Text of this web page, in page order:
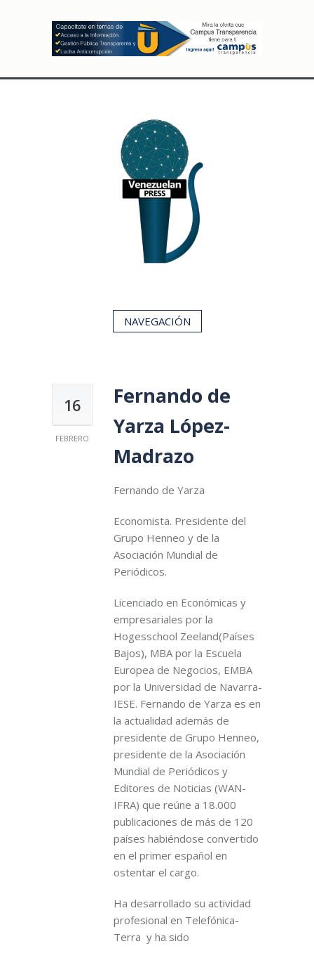
NAVEGACIÓN
16
FEBRERO
Fernando de
Yarza López-
Madrazo
Fernando de Yarza
Economista. Presidente del
Grupo Henneo y de la
Asociación Mundial de
Periódicos.
Licenciado en Económicas y
empresariales por la
Hogesschool Zeeland(Países
Bajos), MBA por la Escuela
Europea de Negocios, EMBA
por la Universidad de Navarra-
IESE. Fernando de Yarza es en
la actualidad además de
presidente de Grupo Henneo,
presidente de la Asociación
Mundial de Periódicos y
Editores de Noticias (WAN-
IFRA) que reúne a 18.000
publicaciones de más de 120
países habiéndose convertido
en el primer español en
ostentar el cargo.
Ha desarrollado su actividad
profesional en Telefónica-
Terra y ha sido